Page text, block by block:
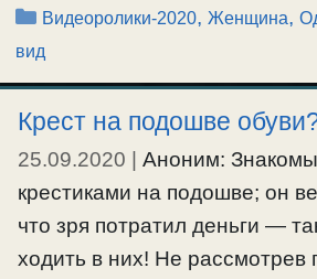
Рубрики
Видеоролики-2020,Женщина,
вид
Крест на подошве
25.09.2020
Аноним:
крестиками на подошве; он
что зря потратил деньги —
ходить в них! Не рассмотрев